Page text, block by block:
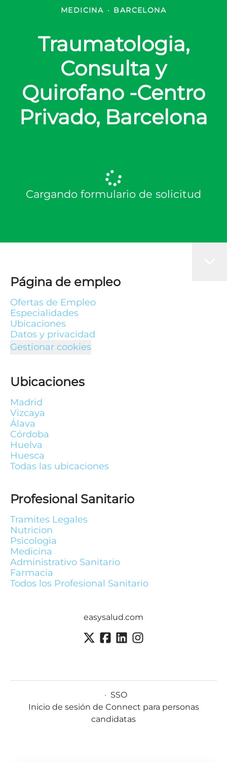
MEDICINA · BARCELONA
Traumatologia,
Consulta y
Quirofano -Centro
Privado, Barcelona
Cargando formulario de solicitud
Página de empleo
Ofertas de Empleo
Especialidades
Ubicaciones
Datos y privacidad
Gestionar cookies
Ubicaciones
Madrid
Vizcaya
Álava
Córdoba
Huelva
Huesca
Todas las ubicaciones
Profesional Sanitario
Tramites Legales
Nutricion
Psicologia
Medicina
Administrativo Sanitario
Farmacia
Todos los Profesional Sanitario
easysalud.com
· SSO
Inicio de sesión de Connect para personas
candidatas